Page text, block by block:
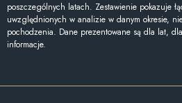
poszczególnych latach. Zestawienie pokazuje
uwzględnionych w analizie w danym okresie,
pochodzenia. Dane prezentowane są dla lat,
informacje.